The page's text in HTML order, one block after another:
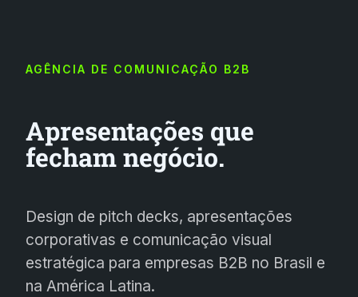
AGÊNCIA DE COMUNICAÇÃO B2B
Apresentações que
fecham negócio.
Design de pitch decks, apresentações
corporativas e comunicação visual
estratégica para empresas B2B no Brasil e
na América Latina.